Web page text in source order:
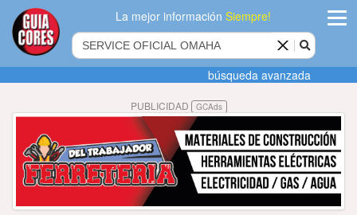
La mejor informaciónSiempre!
Agregar
empresa
Actualizar
datos
Publicidad
búsqueda avanzada
PUBLICIDAD GCAds